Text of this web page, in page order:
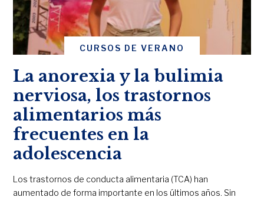
CURSOS DE VERANO
La anorexia y la bulimia
nerviosa, los trastornos
alimentarios más
frecuentes en la
adolescencia
Los trastornos de conducta alimentaria (TCA) han
aumentado de forma importante en los últimos años. Sin